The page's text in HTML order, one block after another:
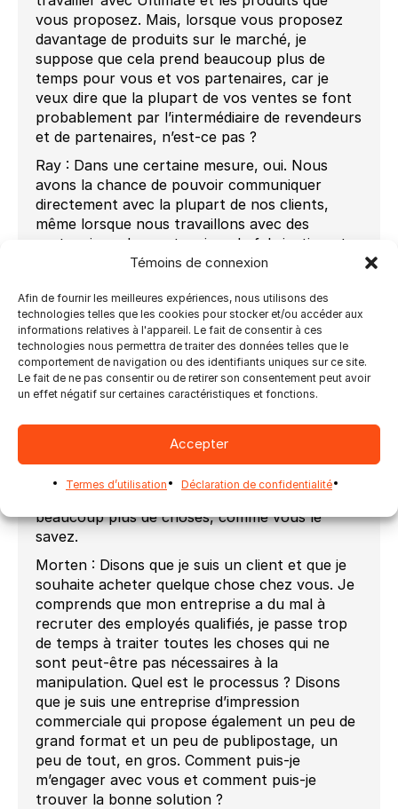
Témoins de connexion
Afin de fournir les meilleures expériences, nous utilisons des
technologies telles que les cookies pour stocker et/ou accéder aux
informations relatives à l'appareil. Le fait de consentir à ces
technologies nous permettra de traiter des données telles que le
comportement de navigation ou des identifiants uniques sur ce site.
Le fait de ne pas consentir ou de retirer son consentement peut avoir
un effet négatif sur certaines caractéristiques et fonctions.
Accepter
Termes d’utilisation Déclaration de confidentialité
vous proposez. Mais, lorsque vous proposez
davantage de produits sur le marché, je
suppose que cela prend beaucoup plus de
temps pour vous et vos partenaires, car je
veux dire que la plupart de vos ventes se font
probablement par l’intermédiaire de revendeurs
et de partenaires, n’est-ce pas ?
Ray : Dans une certaine mesure, oui. Nous
avons la chance de pouvoir communiquer
directement avec la plupart de nos clients,
même lorsque nous travaillons avec des
partenaires, des partenaires de fabrication et
des partenaires de revente. En fin de compte,
automatiser leurs opérations d’impression ou
qui sont en train de le faire peuvent bénéficier
de la gamme diversifiée de solutions
technologiques dont nous disposons. Nous
pouvons donc nous adapter à leur
fonctionnement et le fait que nous ajoutons
d’outils d’automatisation, leur permet
de nouvelles applications, car avec
beaucoup plus de choses, comme vous le
savez.
Morten : Disons que je suis un client et que je
souhaite acheter quelque chose chez vous. Je
comprends que mon entreprise a du mal à
recruter des employés qualifiés, je passe trop
de temps à traiter toutes les choses qui ne
sont peut-être pas nécessaires à la
manipulation. Quel est le processus ? Disons
que je suis une entreprise d’impression
commerciale qui propose également un peu de
grand format et un peu de publipostage, un
peu de tout, en gros. Comment puis-je
m’engager avec vous et comment puis-je
trouver la bonne solution ?